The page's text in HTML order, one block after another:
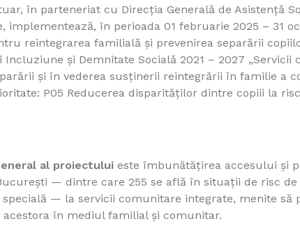
în parteneriat cu Direcția Generală de Asistență
implementează, în perioada 01 februarie 2025 – 31
reintegrarea familială și prevenirea separării
Incluziune și Demnitate Socială 2021 – 2027
și în vederea susținerii reintegrării în familie a
P05 Reducerea disparităților dintre copiii la
al proiectului este îmbunătățirea accesului și
— dintre care 255 se află în situații de risc
— la servicii comunitare integrate, menite să
acestora în mediul familial și comunitar.